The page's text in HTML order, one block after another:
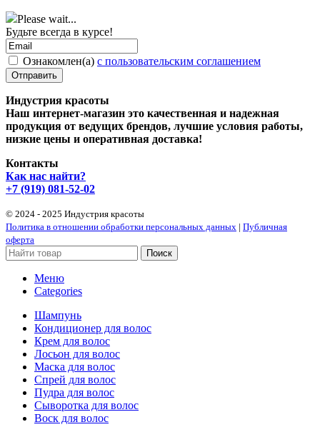
Please wait...
Будьте всегда в курсе!
Ознакомлен(а) с пользовательским соглашением
Индустрия красоты
Наш интернет-магазин это качественная и надежная
продукция от ведущих брендов, лучшие условия работы,
низкие цены и оперативная доставка!
Контакты
Как нас найти?
+7 (919) 081-52-02
© 2024 - 2025 Индустрия красоты
Политика в отношении обработки персональных данных | Публичная
оферта
Поиск
Меню
Categories
Шампунь
Кондиционер для волос
Крем для волос
Лосьон для волос
Маска для волос
Спрей для волос
Пудра для волос
Сыворотка для волос
Воск для волос